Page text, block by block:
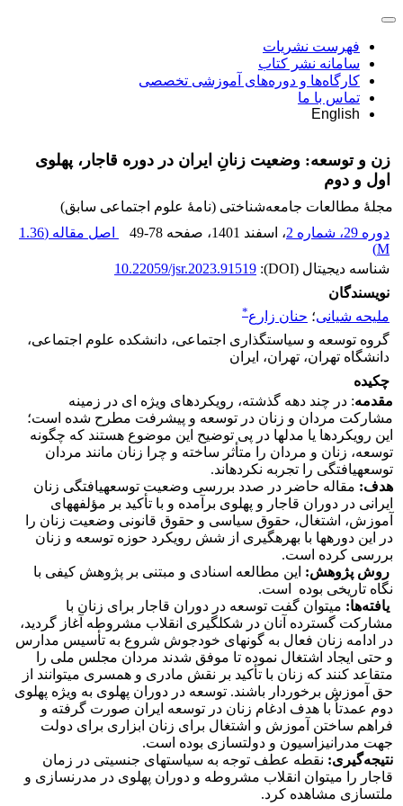
فهرست نشریات
سامانه نشر کتاب
کارگاه‌ها و دوره‌های آموزشی تخصصی
تماس با ما
English
زن و توسعه: وضعیت زنانِ ایران در دوره قاجار، پهلوی
اول و دوم
مجلۀ مطالعات جامعه‌شناختی (نامۀ علوم اجتماعی سابق)
دوره 29، شماره 2
، اسفند 1401 ، صفحه 49-78 اصل مقاله (1.36
M
)
شناسه دیجیتال (DOI):
10.22059/jsr.2023.91519
نویسندگان
ملیحه شیانی؛ حنان زارع*
گروه توسعه و سیاستگذاری اجتماعی، دانشکده علوم اجتماعی،
دانشگاه تهران، تهران، ایران
چکیده
مقدمه: در چند دهه گذشته، رویکردهای ویژه ای در زمینه
مشارکت مردان و زنان در توسعه و پیشرفت مطرح شده است؛
این رویکردها یا مدل­ها در پی توضیح این موضوع هستند که چگونه
توسعه، زنان و مردان را متأثر ساخته و چرا زنان مانند مردان
توسعه­یافتگی را تجربه نکرده­اند.
هدف: مقاله حاضر در صدد بررسی وضعیت توسعه­یافتگی زنان
ایرانی در دوران قاجار و پهلوی برآمده و با تأکید بر مؤلفه­های
آموزش، اشتغال، حقوق سیاسی و حقوق قانونی وضعیت زنان را
در این دوره­ها با بهره­گیری از شش رویکرد حوزه توسعه و زنان
بررسی کرده است.
روش پژوهش: این مطالعه اسنادی و مبتنی بر پژوهش کیفی با
نگاه تاریخی بوده است.
یافته‌ها: می­توان گفت توسعه در دوران قاجار برای زنان با
مشارکت گسترده آنان در شکل­گیری انقلاب مشروطه آغاز گردید،
در ادامه زنان فعال به گونه­ای خودجوش شروع به تأسیس مدارس
و حتی ایجاد اشتغال نموده تا موفق شدند مردان مجلس ملی را
متقاعد کنند که زنان با تأکید بر نقش مادری و همسری می­توانند از
حق آموزش برخوردار باشند. توسعه در دوران پهلوی به ویژه پهلوی
دوم عمدتاٌ با هدف ادغام زنان در توسعه ایران صورت گرفته و
فراهم ساختن آموزش و اشتغال برای زنان ابزاری برای دولت
جهت مدرانیزاسیون و دولت­سازی بوده است.
نتیجه‌گیری: نقطه عطف توجه به سیاستهای جنسیتی در زمان
قاجار را می­توان انقلاب مشروطه و دوران پهلوی در مدرن­سازی و
ملت­سازی مشاهده کرد.